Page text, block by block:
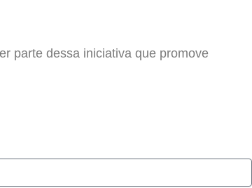
parte dessa iniciativa que promove